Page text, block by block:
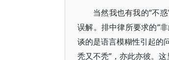
当然我也有我的“不
误解。排中律所要求的“
谈的是语言模糊性引起的
秃又不秃”，亦此亦彼。